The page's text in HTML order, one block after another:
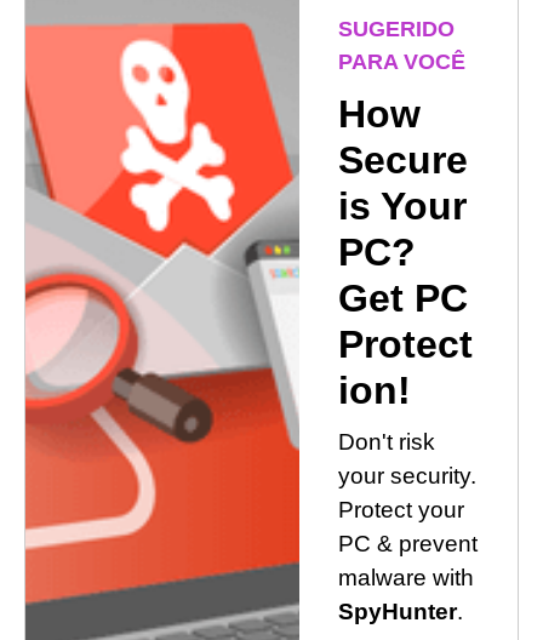
SUGERIDO
PARA VOCÊ
How
Secure
is Your
PC?
Get PC
Protect
ion!
Don't risk
your security.
Protect your
PC & prevent
malware with
SpyHunter.